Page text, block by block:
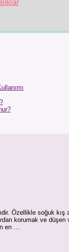
Özellikle soğuk kış
korumak ve
en …